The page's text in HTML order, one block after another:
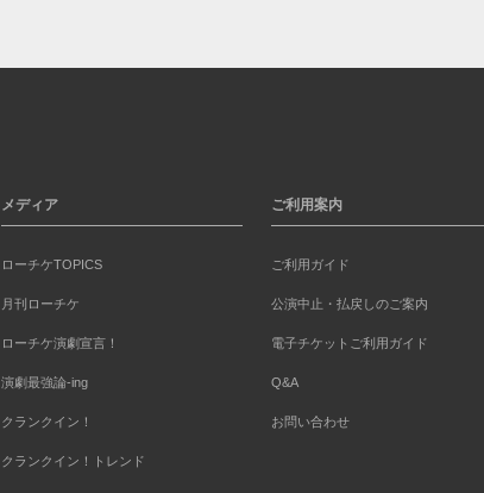
メディア
ローチケTOPICS
月刊ローチケ
ローチケ演劇宣言！
演劇最強論-ing
クランクイン！
クランクイン！トレンド
ご利用案内
ご利用ガイド
公演中止・払戻しのご案内
電子チケットご利用ガイド
Q&A
お問い合わせ